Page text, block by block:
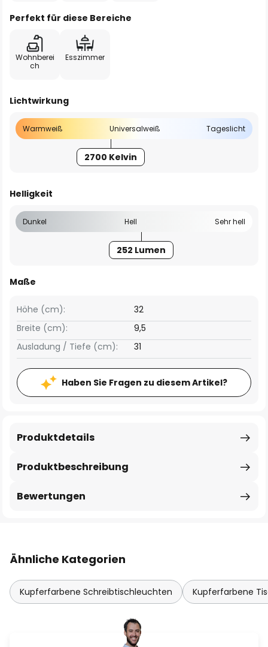
Perfekt für diese Bereiche
Wohnberei
ch
Esszimmer
Lichtwirkung
Warmweiß Universalweiß Tageslicht
2700 Kelvin
Helligkeit
Dunkel Hell Sehr hell
252 Lumen
Maße
Breite (cm): 9,5
Höhe (cm): 32
Ausladung / Tiefe (cm): 31
Haben Sie Fragen zu diesem Artikel?
Produktbeschreibung
Produktdetails
Bewertungen
Ähnliche Kategorien
Kupferfarbene Schreibtischleuchten Kupferfarbene